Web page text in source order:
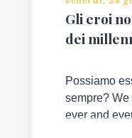
Gli eroi
dei
Possiamo
sempre?
ever and